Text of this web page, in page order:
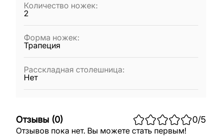
Количество ножек:
2
Форма ножек:
Трапеция
Расскладная столешница:
Нет
Отзывы (0) 0/5
Отзывов пока нет. Вы можете стать первым!